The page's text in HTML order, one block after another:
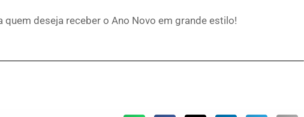
deseja receber o Ano Novo em grande estilo!